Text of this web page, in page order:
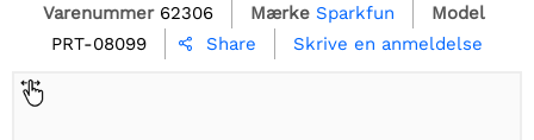
Varenummer 62306 Mærke Sparkfun
Model
PRT-08099
 Share Skrive en anmeldelse